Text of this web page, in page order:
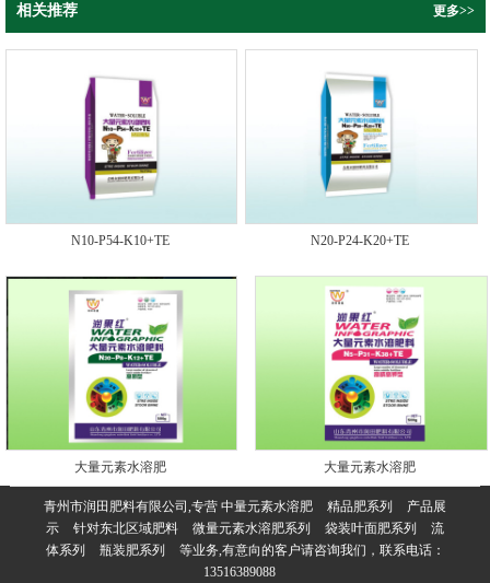
相关推荐 更多>>
N10-P54-K10+TE N20-P24-K20+TE
大量元素水溶肥 大量元素水溶肥
青州市润田肥料有限公司,专营 中量元素水溶肥 精品肥系列
产品展
示
针对东北区域肥料 微量元素水溶肥系列 袋装叶面肥系列
流
体系列
瓶装肥系列
等业务,有意向的客户请咨询我们，联系电话：
13516389088